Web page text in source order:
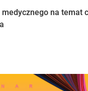
na temat